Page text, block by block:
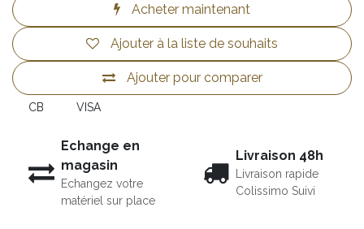
Acheter maintenant
Ajouter pour comparer
Ajouter à la liste de souhaits
CB VISA
Echange en
magasin
Echangez votre
matériel sur place
Livraison 48h
Livraison rapide
Colissimo Suivi